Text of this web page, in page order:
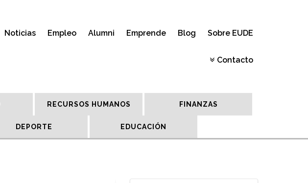
Noticias Empleo Alumni Emprende Blog Sobre EUDE
Contacto
RECURSOS HUMANOS FINANZAS
DEPORTE EDUCACIÓN